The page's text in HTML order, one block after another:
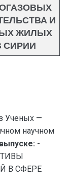
И
ЖИЛЫХ
СИРИИ
Ученых —
научном
-
В СФЕРЕ